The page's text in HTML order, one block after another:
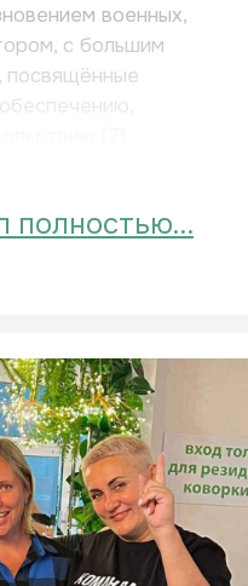
военных,
с большим
посвящённые
полностью…